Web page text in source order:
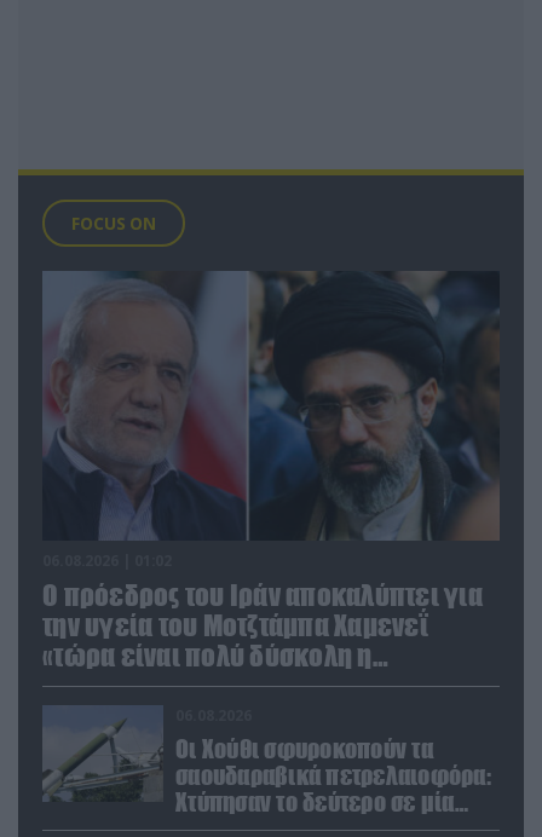
FOCUS ON
Ο πρόεδρος του Ιράν αποκαλύπτει για
την υγεία του Μοτζτάμπα Χαμενεΐ
«τώρα είναι πολύ δύσκολη η
επικοινωνία»
Οι Χούθι σφυροκοπούν τα
σαουδαραβικά πετρελαιοφόρα:
Χτύπησαν το δεύτερο σε μία
ημέρα στην Ερυθρά Θάλασσα